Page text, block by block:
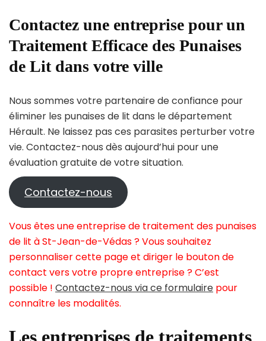
Contactez une entreprise pour un
Traitement Efficace des Punaises
de Lit dans votre ville
Nous sommes votre partenaire de confiance pour
éliminer les punaises de lit dans le département
Hérault. Ne laissez pas ces parasites perturber votre
vie. Contactez-nous dès aujourd’hui pour une
évaluation gratuite de votre situation.
Contactez-nous
Vous êtes une entreprise de traitement des punaises
de lit à St-Jean-de-Védas ? Vous souhaitez
personnaliser cette page et diriger le bouton de
contact vers votre propre entreprise ? C’est
possible ! Contactez-nous via ce formulaire pour
connaître les modalités.